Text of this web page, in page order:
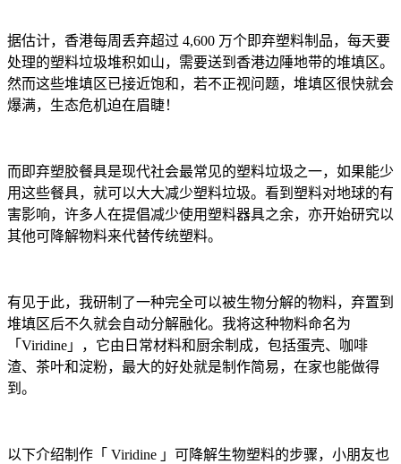
据估计，香港每周丢弃超过 4,600 万个即弃塑料制品，每天要
处理的塑料垃圾堆积如山，需要送到香港边陲地带的堆填区。
然而这些堆填区已接近饱和，若不正视问题，堆填区很快就会
爆满，生态危机迫在眉睫！
而即弃塑胶餐具是现代社会最常见的塑料垃圾之一，如果能少
用这些餐具，就可以大大减少塑料垃圾。看到塑料对地球的有
害影响，许多人在提倡减少使用塑料器具之余，亦开始研究以
其他可降解物料来代替传统塑料。
有见于此，我研制了一种完全可以被生物分解的物料，弃置到
堆填区后不久就会自动分解融化。我将这种物料命名为
「Viridine」，它由日常材料和厨余制成，包括蛋壳、咖啡
渣、茶叶和淀粉，最大的好处就是制作简易，在家也能做得
到。
以下介绍制作「 Viridine 」可降解生物塑料的步骤，小朋友也